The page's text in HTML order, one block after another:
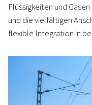
Flüssigkeiten und
und die vielfältigen
flexible Integration in